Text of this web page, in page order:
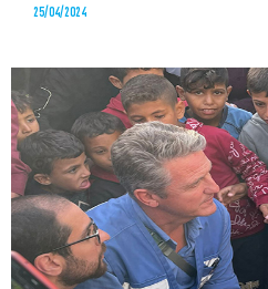
25/04/2024